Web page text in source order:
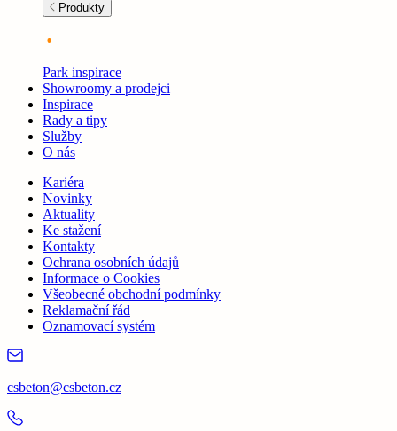
Produkty
Park inspirace
Showroomy a prodejci
Inspirace
Rady a tipy
Služby
O nás
Kariéra
Novinky
Aktuality
Ke stažení
Kontakty
Ochrana osobních údajů
Informace o Cookies
Všeobecné obchodní podmínky
Reklamační řád
Oznamovací systém
csbeton@csbeton.cz